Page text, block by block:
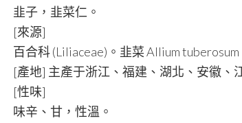
韭子，韭菜仁。
[來源]
百合科 (Liliaceae)。韭菜 Allium
[產地] 主產于浙江、福建、湖北、安徽、
[性味]
味辛、甘，性溫。